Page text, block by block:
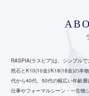
RASPIA(ラスピア)は、シンプル
然石とK10(10金)/K18(18金)の本
代から40代、50代の幅広い年齢
仕事やフォーマルシーン・一生物